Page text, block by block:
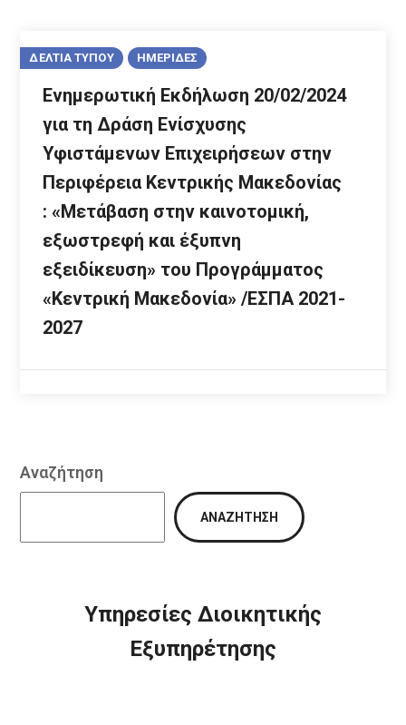
ΔΕΛΤΙΑ ΤΥΠΟΥ ΗΜΕΡΙΔΕΣ
Eνημερωτική Εκδήλωση 20/02/2024
για τη Δράση Ενίσχυσης
Υφιστάμενων Επιχειρήσεων στην
Περιφέρεια Κεντρικής Μακεδονίας
: «Μετάβαση στην καινοτομική,
εξωστρεφή και έξυπνη
εξειδίκευση» του Προγράμματος
«Κεντρική Μακεδονία» /ΕΣΠΑ 2021-
2027
Αναζήτηση
ΑΝΑΖΉΤΗΣΗ
Υπηρεσίες Διοικητικής
Εξυπηρέτησης